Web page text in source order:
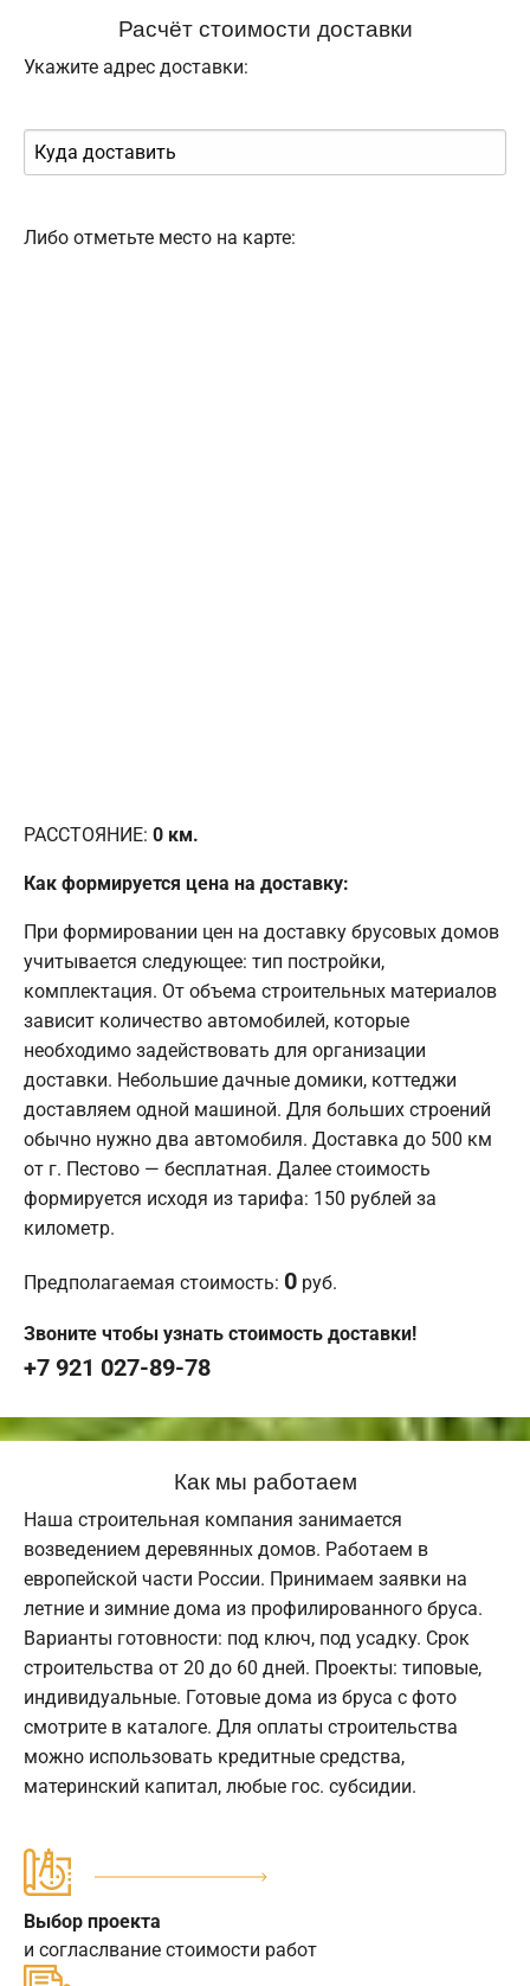
Расчёт стоимости доставки
Укажите адрес доставки:
Либо отметьте место на карте:
РАССТОЯНИЕ: 0 км.
Как формируется цена на доставку:
При формировании цен на доставку брусовых домов
учитывается следующее: тип постройки,
комплектация. От объема строительных материалов
зависит количество автомобилей, которые
необходимо задействовать для организации
доставки. Небольшие дачные домики, коттеджи
доставляем одной машиной. Для больших строений
обычно нужно два автомобиля. Доставка до 500 км
от г. Пестово — бесплатная. Далее стоимость
формируется исходя из тарифа: 150 рублей за
километр.
Предполагаемая стоимость: 0 руб.
Звоните чтобы узнать стоимость доставки!
+7 921 027-89-78
Как мы работаем
Наша строительная компания занимается
возведением деревянных домов. Работаем в
европейской части России. Принимаем заявки на
летние и зимние дома из профилированного бруса.
Варианты готовности: под ключ, под усадку. Срок
строительства от 20 до 60 дней. Проекты: типовые,
индивидуальные. Готовые дома из бруса с фото
смотрите в каталоге. Для оплаты строительства
можно использовать кредитные средства,
материнский капитал, любые гос. субсидии.
Выбор проекта
и согласлвание стоимости работ